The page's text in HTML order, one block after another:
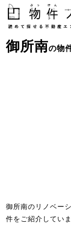
御所南の物
御所南のリノベー
件をご紹介していま